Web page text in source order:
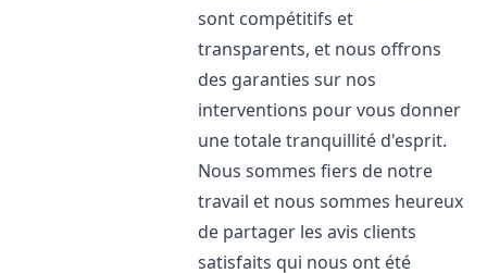
sont compétitifs et
transparents, et nous offrons
des garanties sur nos
interventions pour vous donner
une totale tranquillité d'esprit.
Nous sommes fiers de notre
travail et nous sommes heureux
de partager les avis clients
satisfaits qui nous ont été